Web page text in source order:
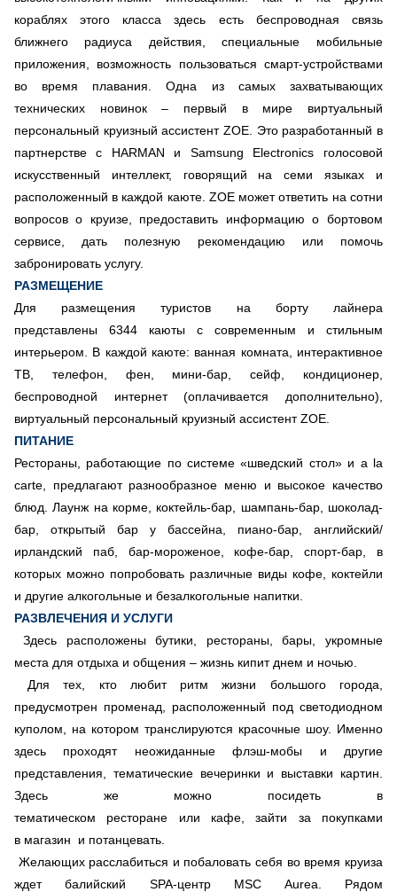
кораблях этого класса здесь есть беспроводная связь
ближнего радиуса действия, специальные мобильные
приложения, возможность пользоваться смарт-устройствами
во время плавания. Одна из самых захватывающих
технических новинок – первый в мире виртуальный
персональный круизный ассистент ZOE. Это разработанный в
партнерстве с HARMAN и Samsung Electronics голосовой
искусственный интеллект, говорящий на семи языках и
расположенный в каждой каюте. ZOE может ответить на сотни
вопросов о круизе, предоставить информацию о бортовом
сервисе, дать полезную рекомендацию или помочь
забронировать услугу.
РАЗМЕЩЕНИЕ
Для размещения туристов на борту лайнера
представлены 6344 каюты с современным и стильным
интерьером. В каждой каюте: ванная комната, интерактивное
ТВ, телефон, фен, мини-бар, сейф, кондиционер,
беспроводной интернет (оплачивается дополнительно),
виртуальный персональный круизный ассистент ZOE.
ПИТАНИЕ
Рестораны, работающие по системе «шведский стол» и a la
carte, предлагают разнообразное меню и высокое качество
блюд. Лаунж на корме, коктейль-бар, шампань-бар, шоколад-
бар, открытый бар у бассейна, пиано-бар, английский/
ирландский паб, бар-мороженое, кофе-бар, спорт-бар, в
которых можно попробовать различные виды кофе, коктейли
и другие алкогольные и безалкогольные напитки.
РАЗВЛЕЧЕНИЯ И УСЛУГИ
Здесь расположены бутики, рестораны, бары, укромные
места для отдыха и общения – жизнь кипит днем и ночью.
Для тех, кто любит ритм жизни большого города,
предусмотрен променад, расположенный под светодиодном
куполом, на котором транслируются красочные шоу. Именно
здесь проходят неожиданные флэш-мобы и другие
представления, тематические вечеринки и выставки картин.
Здесь же можно посидеть в
тематическом ресторане или кафе, зайти за покупками
в магазин и потанцевать.
Желающих расслабиться и побаловать себя во время круиза
ждет балийский SPA-центр MSC Aurea. Рядом